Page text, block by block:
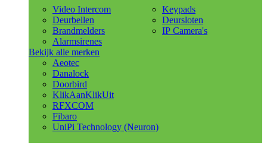
Video Intercom
Deurbellen
Brandmelders
Alarmsirenes
Keypads
Deursloten
IP Camera's
Bekijk alle merken
Aeotec
Danalock
Doorbird
KlikAanKlikUit
RFXCOM
Fibaro
UniPi Technology (Neuron)